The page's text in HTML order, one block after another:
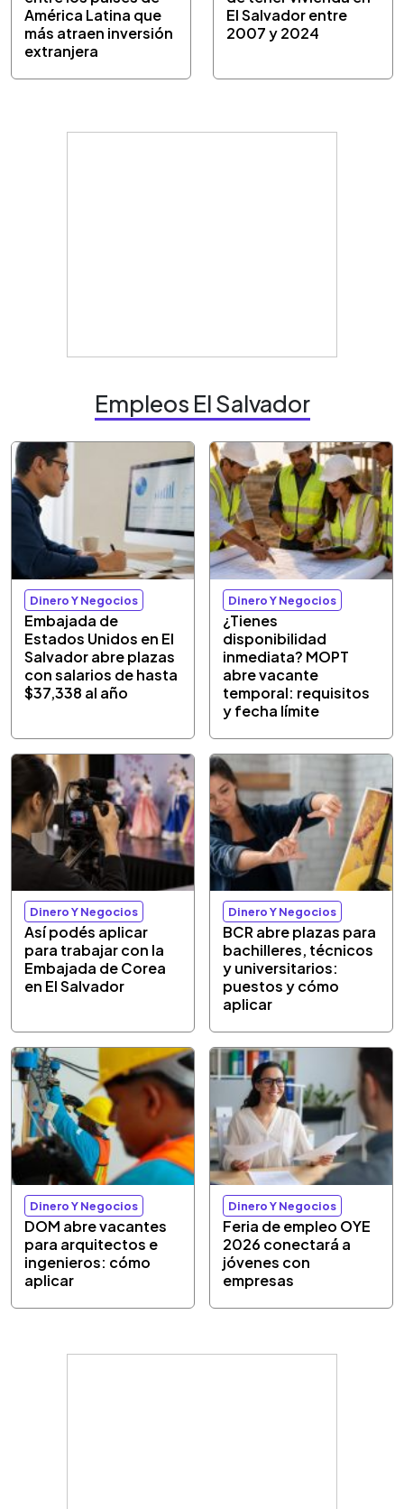
América Latina que
más atraen inversión
extranjera
El Salvador entre
2007 y 2024
Empleos El Salvador
Dinero Y Negocios
Embajada de
Estados Unidos en El
Salvador abre plazas
con salarios de hasta
$37,338 al año
Dinero Y Negocios
¿Tienes
disponibilidad
inmediata? MOPT
abre vacante
temporal: requisitos
y fecha límite
Dinero Y Negocios
Así podés aplicar
para trabajar con la
Embajada de Corea
en El Salvador
Dinero Y Negocios
BCR abre plazas para
bachilleres, técnicos
y universitarios:
puestos y cómo
aplicar
Dinero Y Negocios
DOM abre vacantes
para arquitectos e
ingenieros: cómo
aplicar
Dinero Y Negocios
Feria de empleo OYE
2026 conectará a
jóvenes con
empresas